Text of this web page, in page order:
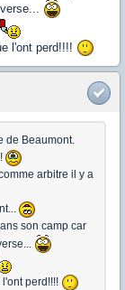
l'ont perd!!!!
de Beaumont.
arbitre il y a
son camp car
perd!!!!